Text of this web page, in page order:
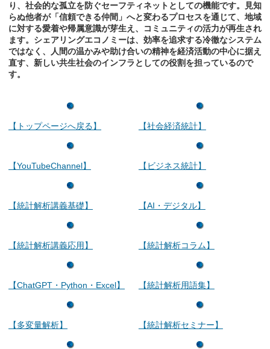
り、社会的な孤立を防ぐセーフティネットとしての機能です。見知
らぬ他者が「信頼できる仲間」へと変わるプロセスを通じて、地域
に対する愛着や帰属意識が芽生え、コミュニティの活力が再生され
ます。シェアリングエコノミーは、効率を追求する冷徹なシステム
ではなく、人間の温かみや助け合いの精神を経済活動の中心に据え
直す、新しい共生社会のインフラとしての役割を担っているので
す。
【トップページへ戻る】
【YouTubeChannel】
【統計解析講義基礎】
【統計解析講義応用】
【ChatGPT・Python・Excel】
【多変量解析】
【社会経済統計】
【ビジネス統計】
【AI・デジタル】
【統計解析コラム】
【統計解析用語集】
【統計解析セミナー】